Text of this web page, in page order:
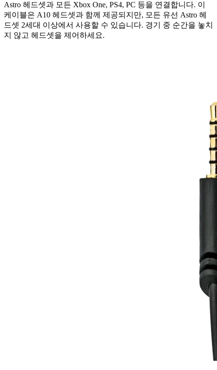
Astro 헤드셋과 모든 Xbox One, PS4, PC 등을 연결합니다. 이
케이블은 A10 헤드셋과 함께 제공되지만, 모든 유선 Astro 헤
드셋 2세대 이상에서 사용할 수 있습니다. 경기 중 순간을 놓치
지 않고 헤드셋을 제어하세요.